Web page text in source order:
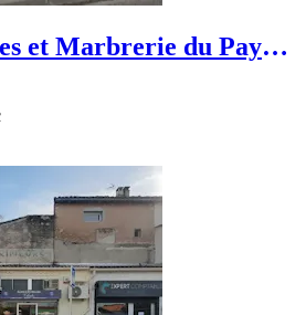
et Marbrerie du Pays